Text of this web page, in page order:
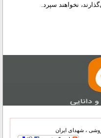
نخواهند سپرد.
، شهدای ایران